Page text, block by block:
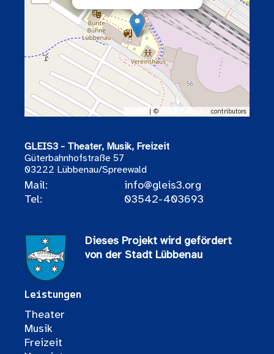
| © contributors
GLEIS3 - Theater, Musik, Freizeit
Güterbahnhofstraße 57
03222 Lübbenau/Spreewald
Mail:
info@gleis3.org
Tel:
03542-403693
Dieses Projekt wird gefördert
von der Stadt Lübbenau
Leistungen
Theater
Musik
Freizeit